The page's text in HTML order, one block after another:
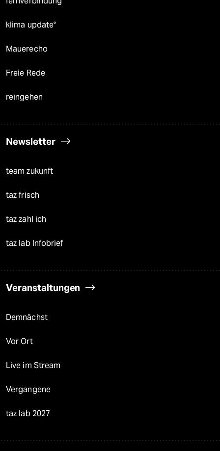
klima update°
Mauerecho
Freie Rede
reingehen
Newsletter
team zukunft
taz frisch
taz zahl ich
taz lab Infobrief
Veranstaltungen
Demnächst
Vor Ort
Live im Stream
Vergangene
taz lab 2027